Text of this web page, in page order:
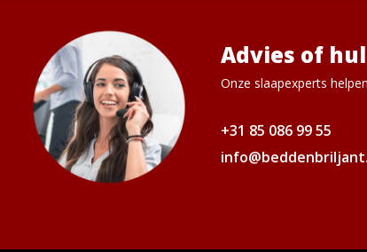
Advies of
Onze slaapexperts
+31 85 086 99 55